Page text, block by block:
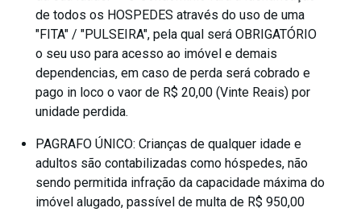
de todos os HOSPEDES através do uso de uma
"FITA" / "PULSEIRA", pela qual será OBRIGATÓRIO
o seu uso para acesso ao imóvel e demais
dependencias, em caso de perda será cobrado e
pago in loco o vaor de R$ 20,00 (Vinte Reais) por
unidade perdida.
PAGRAFO ÚNICO: Crianças de qualquer idade e
adultos são contabilizadas como hóspedes, não
sendo permitida infração da capacidade máxima do
imóvel alugado, passível de multa de R$ 950,00